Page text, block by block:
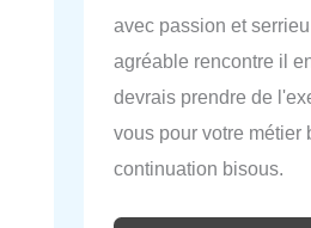
avec passion et
agréable rencontre il
devrais prendre de
vous pour votre métier
continuation bisous.